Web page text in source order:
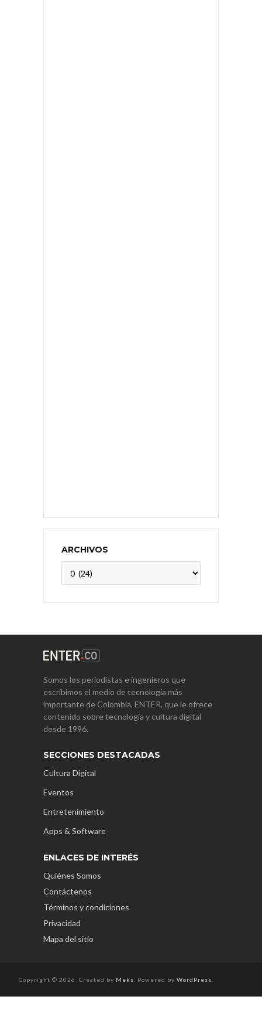
ARCHIVOS
Somos los periodistas e ingenieros que
escribimos el medio de tecnología más
importante de Colombia, ENTER, que le ofrece
contenido sobre tecnología y cultura digital
desde 1996.
SECCIONES DESTACADAS
Cultura Digital
Eventos
Entretenimiento
Apps & Software
ENLACES DE INTERÉS
Quiénes Somos
Contáctenos
Términos y condiciones
Privacidad
Mapa del sitio
Copyright © 2026. Created by Meks . Powered by WordPress